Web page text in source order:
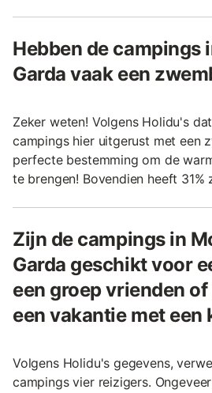
Hebben de campings
Garda vaak een
Zeker weten! Volgens Holidu's
campings hier uitgerust met een
perfecte bestemming om de
te brengen! Bovendien heeft 31%
Zijn de campings in
Garda geschikt voor
een groep vrienden
een vakantie met een
Volgens Holidu's gegevens,
campings vier reizigers.